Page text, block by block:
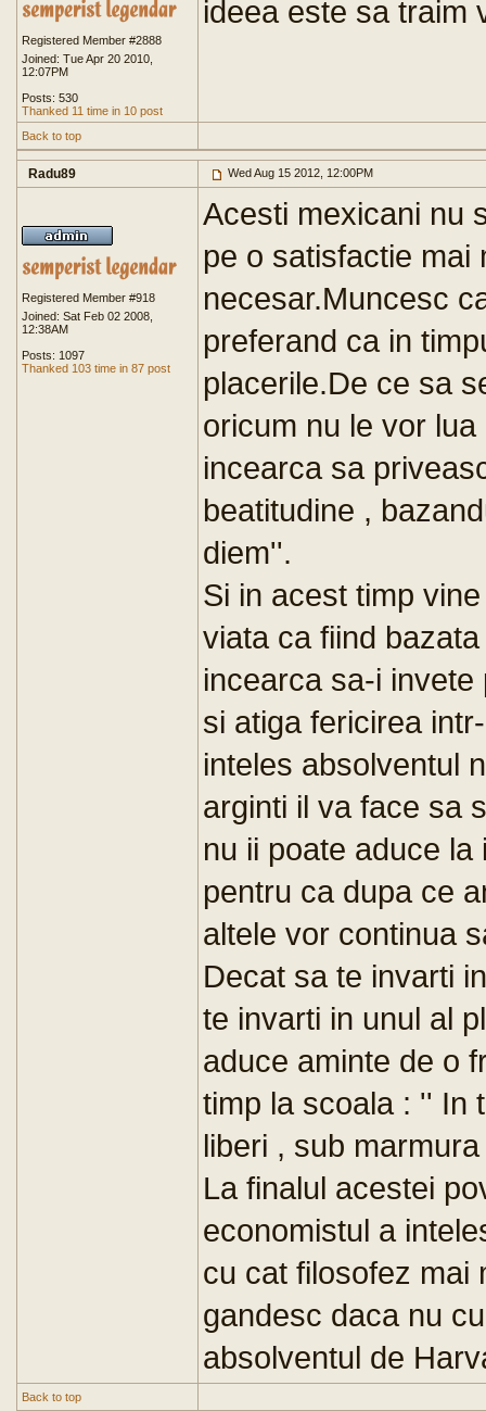
Registered Member #2888
Joined: Tue Apr 20 2010,
12:07PM
Posts: 530
Thanked 11 time in 10 post
ideea este sa traim
Back to top
Radu89 Wed Aug 15 2012, 12:00PM
Registered Member #918
Joined: Sat Feb 02 2008,
12:38AM
Posts: 1097
Thanked 103 time in 87 post
Acesti mexicani nu
pe o satisfactie mai
necesar.Muncesc
preferand ca in
placerile.De ce sa
oricum nu le vor
incearca sa
beatitudine ,
diem''.
Si in acest timp
viata ca fiind
incearca sa-i
si atiga fericirea
inteles absolventul
arginti il va face sa
nu ii poate aduce
pentru ca dupa ce
altele vor continua
Decat sa te invarti
te invarti in unul al
aduce aminte de o
timp la scoala : '' In
liberi , sub
La finalul acestei
economistul a
cu cat filosofez mai
gandesc daca nu
absolventul de
Back to top